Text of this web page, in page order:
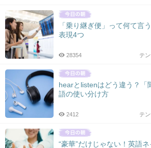
「乗り継ぎ便」って何て言
表現4つ
テ
28354
hearとlistenはどう違う？「
語の使い分け方
テ
2412
“豪華”だけじゃない！英語